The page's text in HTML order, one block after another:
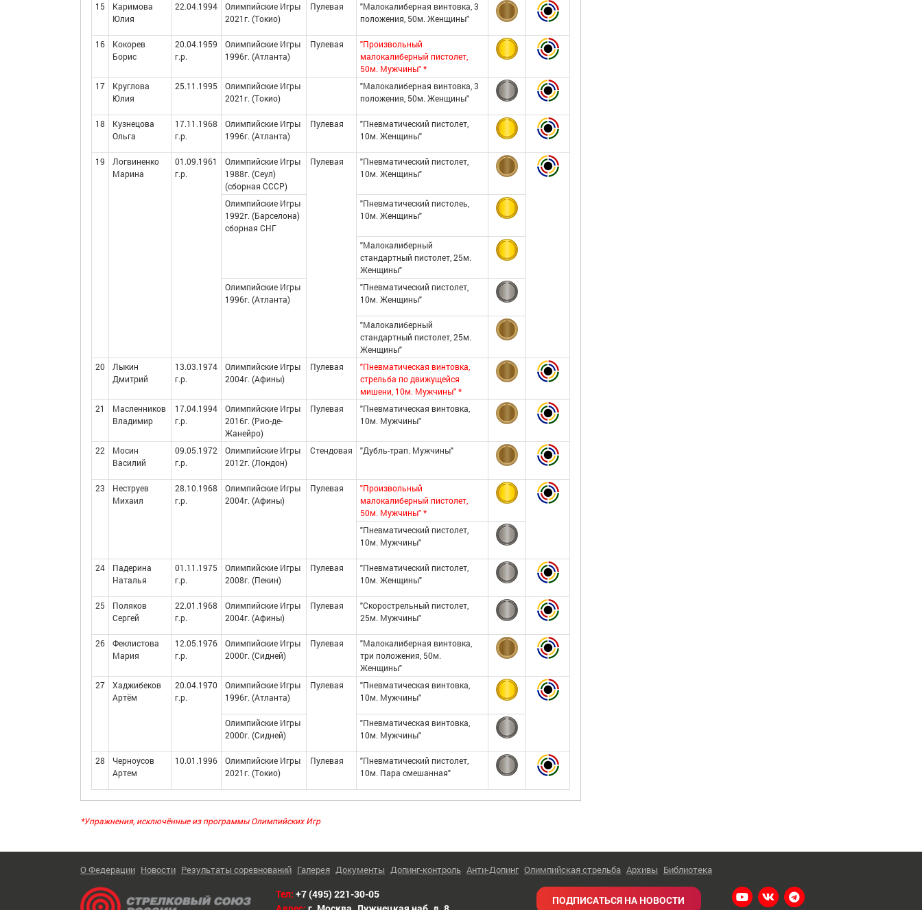
15
Каримова
Юлия
22.04.1994
Олимпийские Игры
2021г. (Токио)
Пулевая
"Малокалиберная винтовка, 3
положения, 50м. Женщины"
16
Кокорев
Борис
20.04.1959
г.р.
Олимпийские Игры
1996г. (Атланта)
Пулевая
"Произвольный
малокалиберный пистолет,
50м. Мужчины" *
17
Круглова
Юлия
25.11.1995
Олимпийские Игры
2021г. (Токио)
"Малокалиберная винтовка, 3
положения, 50м. Женщины"
18
Кузнецова
Ольга
17.11.1968
г.р.
Олимпийские Игры
1996г. (Атланта)
Пулевая
"Пневматический пистолет,
10м. Женщины"
19
Логвиненко
Марина
01.09.1961
г.р.
Олимпийские Игры
1988г. (Сеул)
(сборная СССР)
Пулевая
"Пневматический пистолет,
10м. Женщины"
Олимпийские Игры
1992г. (Барселона)
сборная СНГ
"Пневматический пистолеь,
10м. Женщины"
"Малокалиберный
стандартный пистолет, 25м.
Женщины"
Олимпийские Игры
1996г. (Атланта)
"Пневматический пистолет,
10м. Женщины"
"Малокалиберный
стандартный пистолет, 25м.
Женщины"
20
Лыкин
Дмитрий
13.03.1974
г.р.
Олимпийские Игры
2004г. (Афины)
Пулевая
"Пневматическая винтовка,
стрельба по движущейся
мишени, 10м. Мужчины" *
21
Масленников
Владимир
17.04.1994
г.р.
Олимпийские Игры
2016г. (Рио-де-
Жанейро)
Пулевая
"Пневматическая винтовка,
10м. Мужчины"
22
Мосин
Василий
09.05.1972
г.р.
Олимпийские Игры
2012г. (Лондон)
Стендовая "Дубль-трап. Мужчины"
23
Неструев
Михаил
28.10.1968
г.р.
Олимпийские Игры
2004г. (Афины)
Пулевая
"Произвольный
малокалиберный пистолет,
50м. Мужчины" *
"Пневматический пистолет,
10м. Мужчины"
24
Падерина
Наталья
01.11.1975
г.р.
Олимпийские Игры
2008г. (Пекин)
Пулевая
"Пневматический пистолет,
10м. Женщины"
25
Поляков
Сергей
22.01.1968
г.р.
Олимпийские Игры
2004г. (Афины)
Пулевая
"Скорострельный пистолет,
25м. Мужчины"
26
Феклистова
Мария
12.05.1976
г.р.
Олимпийские Игры
2000г. (Сидней)
Пулевая
"Малокалиберная винтовка,
три положения, 50м.
Женщины"
27
Хаджибеков
Артём
20.04.1970
г.р.
Олимпийские Игры
1996г. (Атланта)
Пулевая
"Пневматическая винтовка,
10м. Мужчины"
Олимпийские Игры
2000г. (Сидней)
"Пневматическая винтовка,
10м. Мужчины"
28
Черноусов
Артем
10.01.1996
Олимпийские Игры
2021г. (Токио)
Пулевая
"Пневматический пистолет,
10м. Пара смешанная"
*Упражнения, исключённые из программы Олимпийских Игр
О Федерации Новости Результаты соревнований Галерея Документы Допинг-контроль Анти-Допинг Олимпийская стрельба Архивы Библиотека
Тел: +7 (495) 221-30-05
ПОДПИСАТЬСЯ НА НОВОСТИ